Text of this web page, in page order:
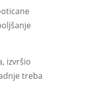
izvršio
treba